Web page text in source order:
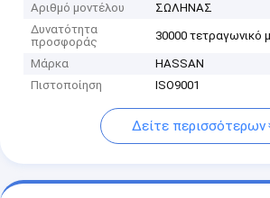
Αριθμό μοντέλου
ΣΩΛΗΝΑΣ
Δυνατότητα
προσφοράς
30000 τετραγωνικό
Μάρκα
HASSAN
Πιστοποίηση
ISO9001
Δείτε περισσότερων